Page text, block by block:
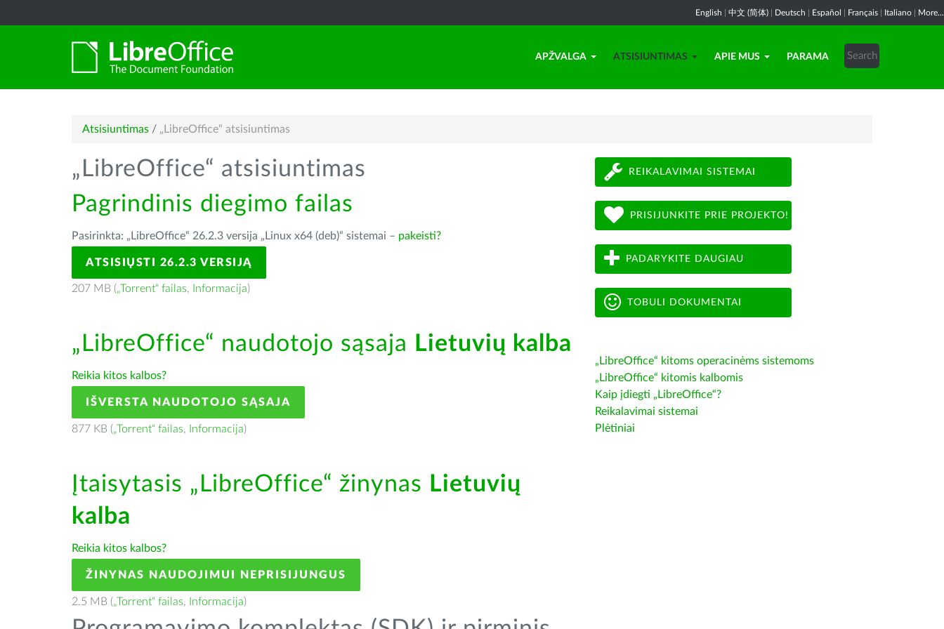
English 中文 (简体) Deutsch Español Français Italiano More...
APŽVALGA ATSISIUNTIMAS APIE MUS PARAMA
Atsisiuntimas / „LibreOffice“ atsisiuntimas
„LibreOffice“ atsisiuntimas
Pagrindinis diegimo failas
Pasirinkta: „LibreOffice“ 26.2.3 versija „Linux x64 (deb)“ sistemai – pakeisti?
ATSISIŲSTI 26.2.3 VERSIJĄ
207 MB („Torrent“ failas, Informacija)
„LibreOffice“ naudotojo sąsaja Lietuvių kalba
Reikia kitos kalbos?
IŠVERSTA NAUDOTOJO SĄSAJA
877 KB („Torrent“ failas, Informacija)
Įtaisytasis „LibreOffice“ žinynas Lietuvių
kalba
Reikia kitos kalbos?
ŽINYNAS NAUDOJIMUI NEPRISIJUNGUS
2.5 MB („Torrent“ failas, Informacija)
REIKALAVIMAI SISTEMAI
PRISIJUNKITE PRIE PROJEKTO!
PADARYKITE DAUGIAU
TOBULI DOKUMENTAI
„LibreOffice“ kitoms operacinėms sistemoms
„LibreOffice“ kitomis kalbomis
Kaip įdiegti „LibreOffice“?
Reikalavimai sistemai
Plėtiniai